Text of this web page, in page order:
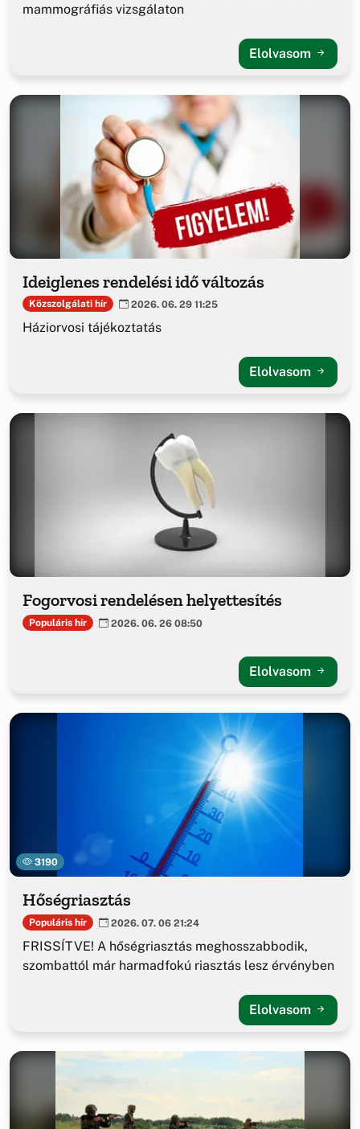
mammográfiás vizsgálaton
Elolvasom
Ideiglenes rendelési idő változás
Közszolgálati hír 2026. 06. 29 11:25
Háziorvosi tájékoztatás
Elolvasom
Fogorvosi rendelésen helyettesítés
Populáris hír 2026. 06. 26 08:50
Elolvasom
3190
Hőségriasztás
Populáris hír 2026. 07. 06 21:24
FRISSÍTVE! A hőségriasztás meghosszabbodik,
szombattól már harmadfokú riasztás lesz érvényben
Elolvasom